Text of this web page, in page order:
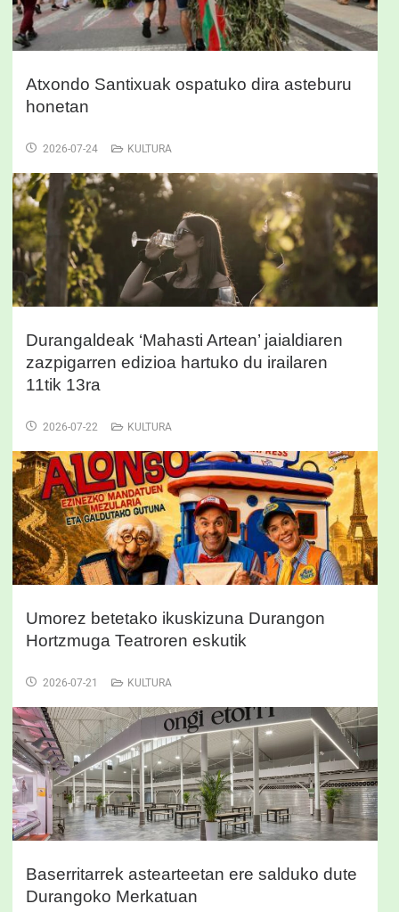
Atxondo Santixuak ospatuko dira asteburu
honetan
2026-07-24 KULTURA
Durangaldeak ‘Mahasti Artean’ jaialdiaren
zazpigarren edizioa hartuko du irailaren
11tik 13ra
2026-07-22 KULTURA
Umorez betetako ikuskizuna Durangon
Hortzmuga Teatroren eskutik
2026-07-21 KULTURA
Baserritarrek astearteetan ere salduko dute
Durangoko Merkatuan